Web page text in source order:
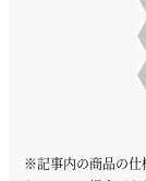
※記事内の商品の仕